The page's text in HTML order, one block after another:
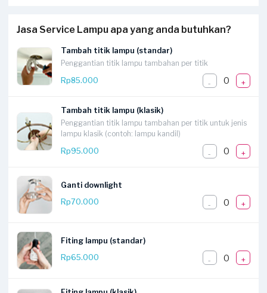
Jasa Service Lampu apa yang anda butuhkan?
Tambah titik lampu (standar)
Penggantian titik lampu tambahan per titik
Rp85.000
- 0 +
Tambah titik lampu (klasik)
Penggantian titik lampu tambahan per titik untuk jenis
lampu klasik (contoh: lampu kandil)
Rp95.000
- 0 +
Ganti downlight
Rp70.000
- 0 +
Fiting lampu (standar)
Rp65.000
- 0 +